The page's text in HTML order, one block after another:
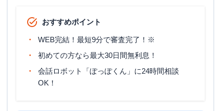
おすすめポイント
WEB完結！最短9分で審査完了！※
初めての方なら最大30日間無利息！
会話ロボット「ぽっぽくん」に24時間相談
OK！